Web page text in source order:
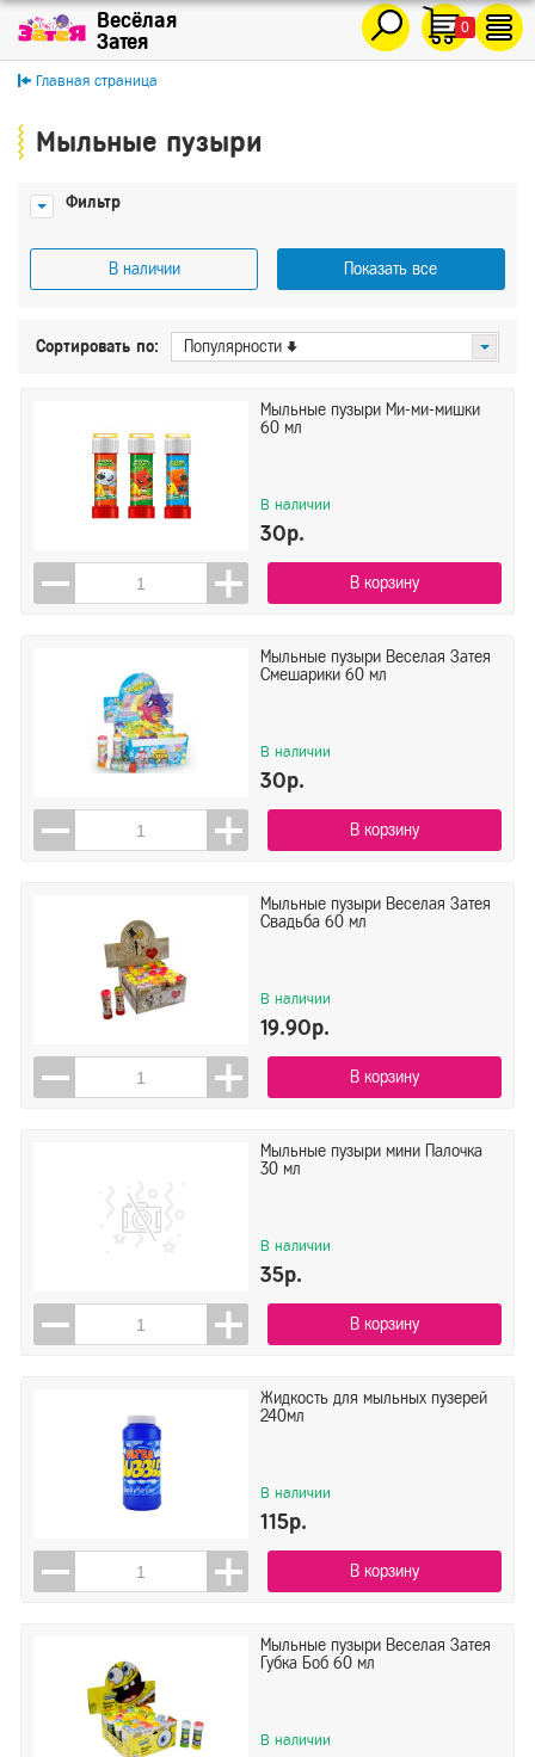
0
Главная страница
Мыльные пузыри
Фильтр
В наличии Показать все
Производитель
ВЕСЁЛАЯ ЗАТЕЯ
Волна Веселья
ЕУТ
Сима ЛендПоказать Сбросить
Сортировать по: Популярности
Мыльные пузыри Ми-ми-мишки
60 мл
В наличии
30р.
В корзину
Мыльные пузыри Веселая Затея
Смешарики 60 мл
В наличии
30р.
В корзину
Мыльные пузыри Веселая Затея
Свадьба 60 мл
В наличии
19.90р.
В корзину
Мыльные пузыри мини Палочка
30 мл
В наличии
35р.
В корзину
Жидкость для мыльных пузерей
240мл
В наличии
115р.
В корзину
Мыльные пузыри Веселая Затея
Губка Боб 60 мл
В наличии